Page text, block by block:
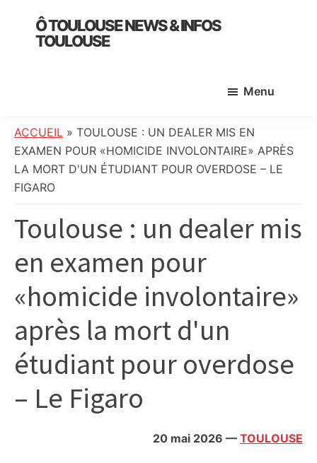
primary
Ô TOULOUSE NEWS & INFOS
TOULOUSE
:
info
locale,
société,
politique,
météo,
faits
et
initiatives
citoyennes
Menu
ACCUEIL » TOULOUSE : UN DEALER MIS EN
EXAMEN POUR «HOMICIDE INVOLONTAIRE» APRÈS
LA MORT D'UN ÉTUDIANT POUR OVERDOSE – LE
FIGARO
Toulouse : un dealer mis
en examen pour
«homicide involontaire»
après la mort d'un
étudiant pour overdose
– Le Figaro
20 mai 2026 — TOULOUSE